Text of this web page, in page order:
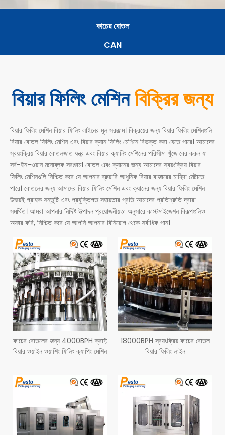
কাচের বোতল
CAN
বিয়ার ফিলিং মেশিনবিক্রির জন্য
বিয়ার ফিলিং মেশিন বিয়ার ফিলিং লাইনের মূল সরঞ্জাম। বিক্রয়ের জন্য বিয়ার ফিলিং মেশিনগুলি
বিয়ার বোতল ফিলিং মেশিন এবং বিয়ার ক্যান ফিলিং মেশিনে বিভক্ত করা যেতে পারে। আমাদের
স্বয়ংক্রিয় বিয়ার বোতলজাত যন্ত্র এবং বিয়ার ক্যানিং মেশিনের পরিসীমা খুঁজে বের করুন যা
সর্ব-ইন-ওয়ান মনোব্লক সরঞ্জাম। বোতল এবং ক্যানের জন্য আমাদের স্বয়ংক্রিয় বিয়ার
ফিলিং মেশিনগুলি নিশ্চিত করে যে আপনার ব্রুয়ারি আধুনিক বিয়ার বাজারের চাহিদা মেটাতে
পারে। বোতলের জন্য আমাদের বিয়ার ফিলিং মেশিন এবং ক্যানের জন্য বিয়ার ফিলিং মেশিন
উভয়ই গ্রাহক সন্তুষ্টি এবং প্রযুক্তিগত সহায়তার প্রতি আমাদের প্রতিশ্রুতি দ্বারা
সমর্থিত। আমরা আপনার নির্দিষ্ট উত্পাদন প্রয়োজনীয়তা অনুসারে কাস্টমাইজেশন বিকল্পগুলিও
অফার করি, নিশ্চিত করে যে আপনি আপনার বিনিয়োগ থেকে সর্বাধিক পান।
কাচের বোতলের জন্য 4000BPH ক্রাফ্ট
বিয়ার ওয়াইন ওয়াশিং ফিলিং ক্যাপিং মেশিন
18000BPH স্বয়ংক্রিয় কাচের বোতল
বিয়ার ফিলিং লাইন